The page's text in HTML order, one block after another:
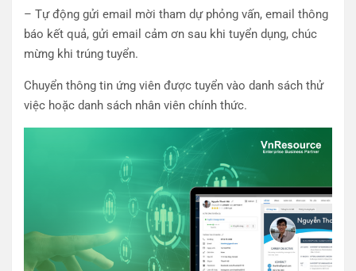
– Tự động gửi email mời tham dự phỏng vấn, email thông
báo kết quả, gửi email cảm ơn sau khi tuyển dụng, chúc
mừng khi trúng tuyển.
Chuyển thông tin ứng viên được tuyển vào danh sách thử
việc hoặc danh sách nhân viên chính thức.